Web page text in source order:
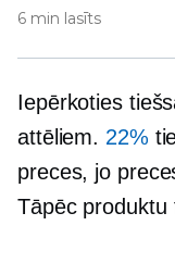
6 min lasīts
Iepērkoties
attēliem. 22%
preces, jo
Tāpēc